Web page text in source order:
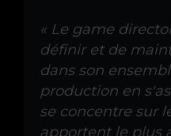
« Le game
définir et de
dans son
production en
se concentre sur
apportent le plus